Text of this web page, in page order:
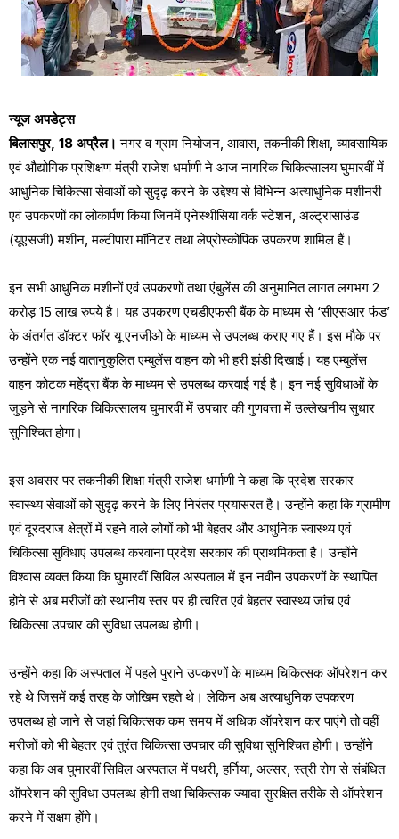
न्यूज अपडेट्स
बिलासपुर, 18 अप्रैल।नगर व ग्राम नियोजन, आवास, तकनीकी शिक्षा, व्यावसायिक
एवं औद्योगिक प्रशिक्षण मंत्री राजेश धर्माणी ने आज नागरिक चिकित्सालय घुमारवीं में
आधुनिक चिकित्सा सेवाओं को सुदृढ़ करने के उद्देश्य से विभिन्न अत्याधुनिक मशीनरी
एवं उपकरणों का लोकार्पण किया जिनमें एनेस्थीसिया वर्क स्टेशन, अल्ट्रासाउंड
(यूएसजी) मशीन, मल्टीपारा मॉनिटर तथा लेप्रोस्कोपिक उपकरण शामिल हैं।
इन सभी आधुनिक मशीनों एवं उपकरणों तथा एंबुलेंस की अनुमानित लागत लगभग 2
करोड़ 15 लाख रुपये है। यह उपकरण एचडीएफसी बैंक के माध्यम से ‘सीएसआर फंड’
के अंतर्गत डॉक्टर फॉर यू एनजीओ के माध्यम से उपलब्ध कराए गए हैं। इस मौके पर
उन्होंने एक नई वातानुकुलित एम्बुलेंस वाहन को भी हरी झंडी दिखाई। यह एम्बुलेंस
वाहन कोटक महेंद्रा बैंक के माध्यम से उपलब्ध करवाई गई है। इन नई सुविधाओं के
जुड़ने से नागरिक चिकित्सालय घुमारवीं में उपचार की गुणवत्ता में उल्लेखनीय सुधार
सुनिश्चित होगा।
इस अवसर पर तकनीकी शिक्षा मंत्री राजेश धर्माणी ने कहा कि प्रदेश सरकार
स्वास्थ्य सेवाओं को सुदृढ़ करने के लिए निरंतर प्रयासरत है। उन्होंने कहा कि ग्रामीण
एवं दूरदराज क्षेत्रों में रहने वाले लोगों को भी बेहतर और आधुनिक स्वास्थ्य एवं
चिकित्सा सुविधाएं उपलब्ध करवाना प्रदेश सरकार की प्राथमिकता है। उन्होंने
विश्वास व्यक्त किया कि घुमारवीं सिविल अस्पताल में इन नवीन उपकरणों के स्थापित
होने से अब मरीजों को स्थानीय स्तर पर ही त्वरित एवं बेहतर स्वास्थ्य जांच एवं
चिकित्सा उपचार की सुविधा उपलब्ध होगी।
उन्होंने कहा कि अस्पताल में पहले पुराने उपकरणों के माध्यम चिकित्सक ऑपरेशन कर
रहे थे जिसमें कई तरह के जोखिम रहते थे। लेकिन अब अत्याधुनिक उपकरण
उपलब्ध हो जाने से जहां चिकित्सक कम समय में अधिक ऑपरेशन कर पाएंगे तो वहीं
मरीजों को भी बेहतर एवं तुरंत चिकित्सा उपचार की सुविधा सुनिश्चित होगी। उन्होंने
कहा कि अब घुमारवीं सिविल अस्पताल में पथरी, हर्निया, अल्सर, स्त्री रोग से संबंधित
ऑपरेशन की सुविधा उपलब्ध होगी तथा चिकित्सक ज्यादा सुरक्षित तरीके से ऑपरेशन
करने में सक्षम होंगे।